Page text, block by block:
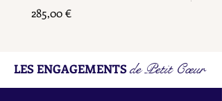
Prix
285,00 €
LES ENGAGEMENTSde Petit Cœur